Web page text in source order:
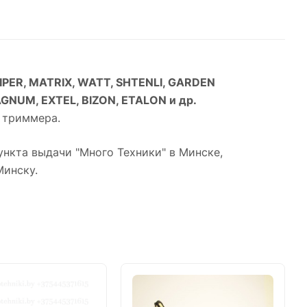
MATRIX, WATT, SHTENLI, GARDEN
EXTEL, BIZON, ETALON и др.
триммера.
выдачи "Много Техники" в Минске,